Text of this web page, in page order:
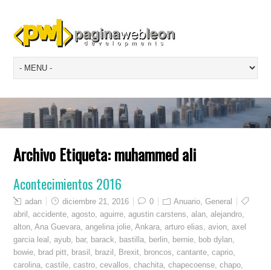
Archivo Etiqueta:muhammed ali
Acontecimientos 2016
adan diciembre 21, 2016 0 Anuario ,General
abril
,accidente ,agosto ,aguirre ,agustin carstens ,alan ,alejandro
alton ,Ana Guevara ,angelina jolie ,Ankara ,arturo elias ,avion ,axel
garcia leal
,ayub bar, barack bastilla berlin bernie bob dylan
bowie
brad pitt brasil brazil Brexit broncos ,cantante ,caprio
carolina ,castile ,castro ,cevallos ,chachita ,chapecoense ,chapo